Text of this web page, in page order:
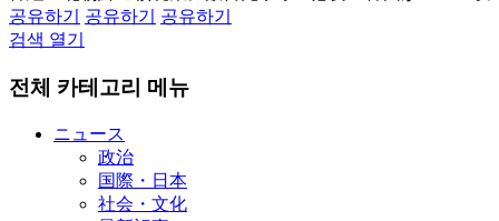
공유하기
공유하기
공유하기
검색 열기
전체 카테고리 메뉴
ニュース
政治
国際・日本
社会・文化